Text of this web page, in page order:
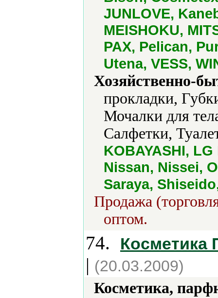
JUNLOVE,
MEISHOKU,
PAX, Pelican,
Utena, VESS,
Хозяйственно-
прокладки,
Мочалки для
Салфетки,
KOBAYASHI,
Nissan, Nissei,
Saraya,
Продажа
оптом.
74.
| (20.03.2009)
Косметика,